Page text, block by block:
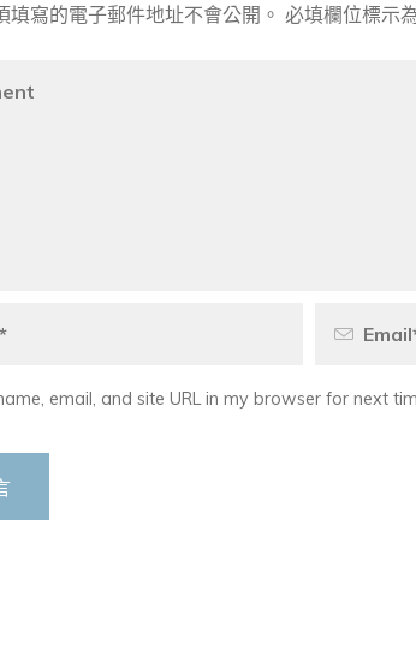
填寫的電子郵件地址不會公開。 必填欄位標示
email, and site URL in my browser for next